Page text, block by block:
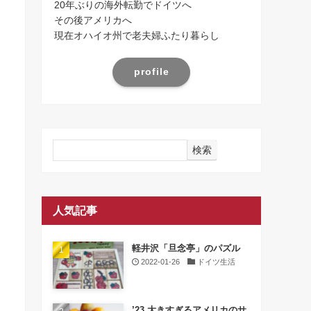
20年ぶりの海外転勤でドイツへ
その後アメリカへ
現在オハイオ州で老夫婦ふたり暮らし
profile
検索
人気記事
軽井沢「旦念亭」のパズル
2022-01-26 ドイツ生活